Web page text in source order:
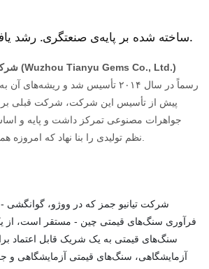
ساخته شده بر پایه‌ی صنعتگری. رشد یافته از طریق نوآوری.
شرکت جواهرات ووژو تیانیو (Wuzhou Tianyu Gems Co., Ltd.)
پیش از تأسیس این شرکت، شرکت قبلی بر
جواهرات مصنوعی تمرکز داشت و پایه و
شرکت تیانیو جمز که در ووژو، گوانگشی
فرآوری سنگ‌های قیمتی چین - مستقر است، از یک
سنگ‌های قیمتی به یک شریک قابل اعتماد
آزمایشگاهی، سنگ‌های قیمتی آزمایشگاهی و